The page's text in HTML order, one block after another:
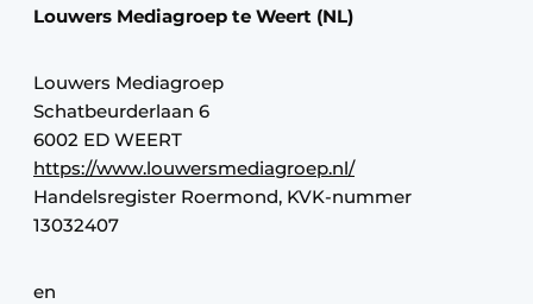
Louwers Mediagroep te Weert (NL)
Louwers Mediagroep
Schatbeurderlaan 6
6002 ED WEERT
https://www.louwersmediagroep.nl/
Handelsregister Roermond, KVK-nummer
13032407
en